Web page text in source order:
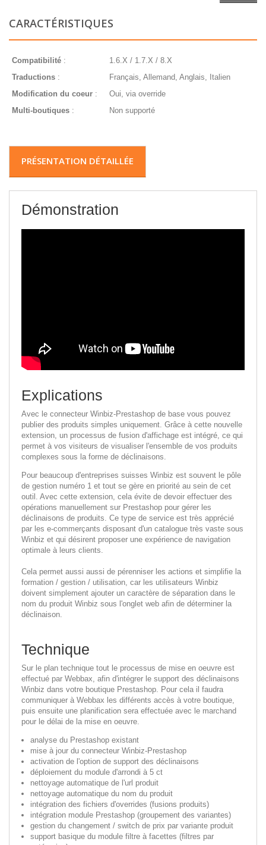
CARACTÉRISTIQUES
Compatibilité :
1.6.X / 1.7.X / 8.X
Traductions :
Français, Allemand, Anglais, Italien
Modification du coeur :
Oui, via override
Multi-boutiques : Non supporté
PRÉSENTATION DÉTAILLÉE
Démonstration
Explications
Avec le connecteur Winbiz-Prestashop de base vous pouvez
publier des produits simples uniquement. Grâce à cette nouvelle
extension, un processus de fusion d'affichage est intégré, ce qui
permet à vos visiteurs de visualiser l'ensemble de vos produits
complexes sous la forme de déclinaisons.
Pour beaucoup d'entreprises suisses Winbiz est souvent le pôle
de gestion numéro 1 et tout se gère en priorité au sein de cet
outil. Avec cette extension, cela évite de devoir effectuer des
opérations manuellement sur Prestashop pour gérer les
déclinaisons de produits. Ce type de service est très apprécié
par les e-commerçants disposant d'un catalogue très vaste sous
Winbiz et qui désirent proposer une expérience de navigation
optimale à leurs clients.
Cela permet aussi aussi de pérenniser les actions et simplifie la
formation / gestion / utilisation, car les utilisateurs Winbiz
doivent simplement ajouter un caractère de séparation dans le
nom du produit Winbiz sous l'onglet web afin de déterminer la
déclinaison.
Technique
Sur le plan technique tout le processus de mise en oeuvre est
effectué par Webbax, afin d'intégrer le support des déclinaisons
Winbiz dans votre boutique Prestashop. Pour cela il faudra
communiquer à Webbax les différents accès à votre boutique,
puis ensuite une planification sera effectuée avec le marchand
pour le délai de la mise en oeuvre.
analyse du Prestashop existant
mise à jour du connecteur Winbiz-Prestashop
activation de l'option de support des déclinaisons
déploiement du module d'arrondi à 5 ct
nettoyage automatique de l'url produit
nettoyage automatique du nom du produit
intégration des fichiers d'overrides (fusions produits)
intégration module Prestashop (groupement des variantes)
gestion du changement / switch de prix par variante produit
support basique du module filtre à facettes (filtres par